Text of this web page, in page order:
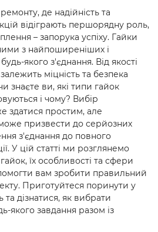
де надійність та
відіграють першорядну роль,
– запорука успіху. Гайки
з найпоширеніших і
якого з'єднання. Від якості
міцність та безпека
знаєте ви, які типи гайок
і чому? Вибір
здатися простим, але
призвести до серйозних
з'єднання до повного
У цій статті ми розглянемо
їх особливості та сфери
вам зробити правильний
Приготуйтеся поринути у
та дізнатися, як вибрати
якого завдання разом із